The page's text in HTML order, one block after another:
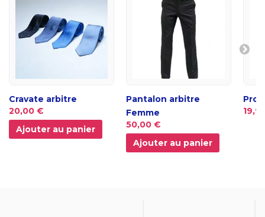
Cravate arbitre
20,00 €
Ajouter au panier
Pantalon arbitre
Femme
50,00 €
Ajouter au panier